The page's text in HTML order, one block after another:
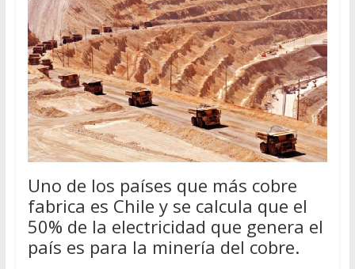
Uno de los países que más cobre
fabrica es Chile y se calcula que el
50% de la electricidad que genera el
país es para la minería del cobre.